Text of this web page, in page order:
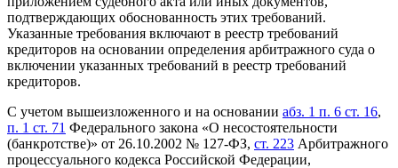
подтверждающих обоснованность этих требований.
Указанные требования включают в реестр требований
кредиторов на основании определения арбитражного суда о
включении указанных требований в реестр требований
кредиторов.
С учетом вышеизложенного и на основании абз. 1 п. 6 ст. 16,
п. 1 ст. 71 Федерального закона «О несостоятельности
(банкротстве)» от 26.10.2002 № 127-ФЗ, ст. 223 Арбитражного
процессуального кодекса Российской Федерации,